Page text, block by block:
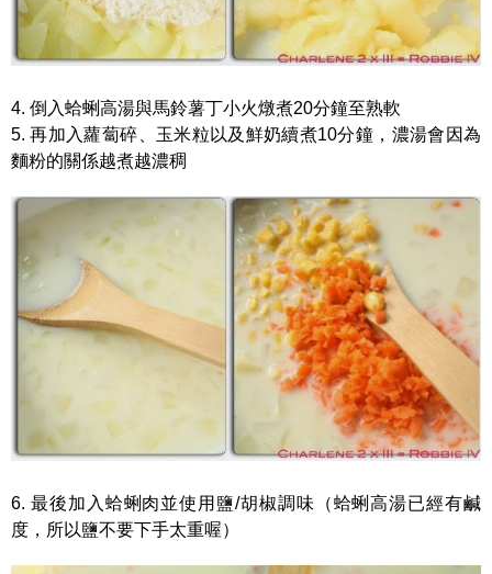
4. 倒入蛤蜊高湯與馬鈴薯丁小火燉煮20分鐘至熟軟
5. 再加入蘿蔔碎、玉米粒以及鮮奶續煮10分鐘，濃湯會因為
麵粉的關係越煮越濃稠
6. 最後加入蛤蜊肉並使用鹽/胡椒調味（蛤蜊高湯已經有鹹
度，所以鹽不要下手太重喔）